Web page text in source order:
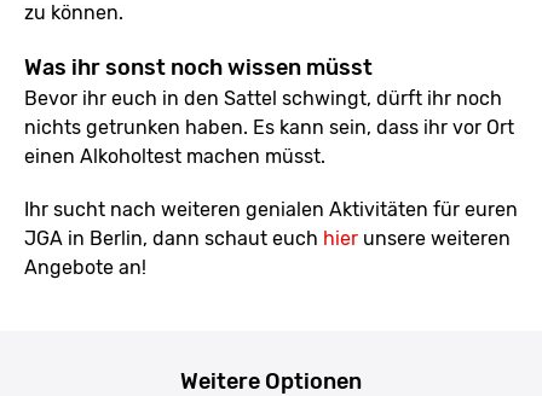
zu können.
Was ihr sonst noch wissen müsst
Bevor ihr euch in den Sattel schwingt, dürft ihr noch
nichts getrunken haben. Es kann sein, dass ihr vor Ort
einen Alkoholtest machen müsst.
Ihr sucht nach weiteren genialen Aktivitäten für euren
JGA in Berlin, dann schaut euch hier unsere weiteren
Angebote an!
Weitere Optionen